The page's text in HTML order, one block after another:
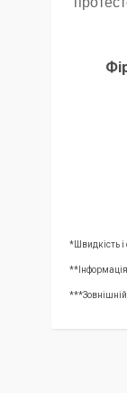
*Швидкість і
***Зовнішній